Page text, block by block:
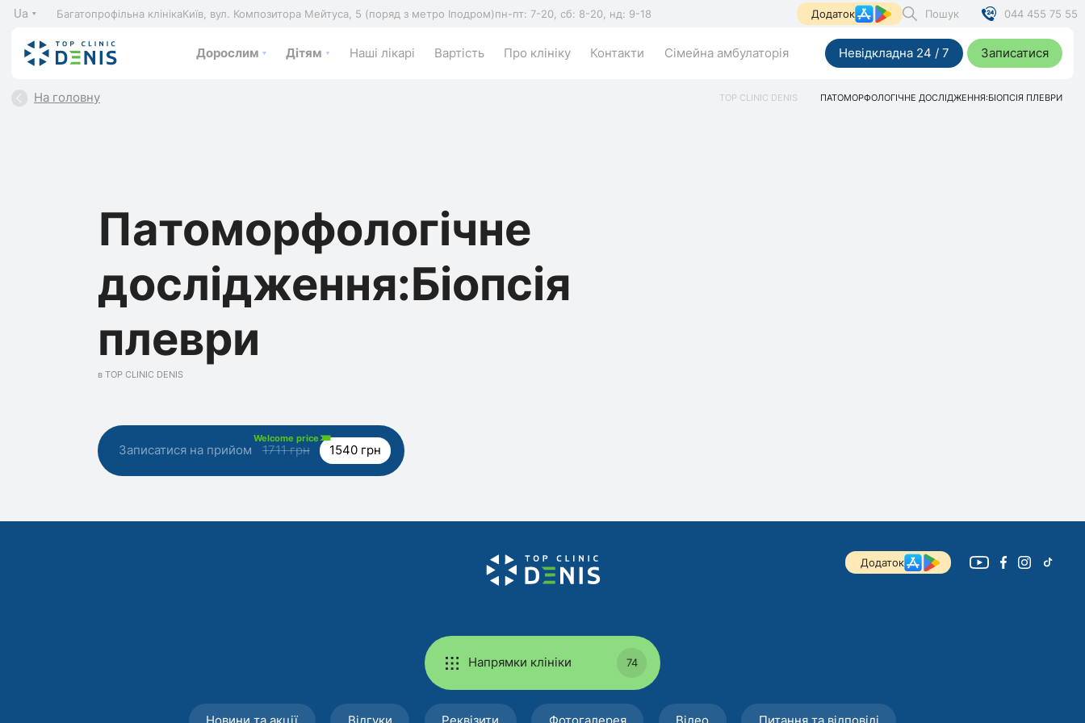
Ua Багатопрофільна клінікаКиїв, вул. Композитора Мейтуса, 5 (поряд з метро Іподром)пн-пт: 7-20, сб: 8-20, нд: 9-18 Додаток Пошук 044 455 75 55
Дорослим Дітям Наші лікарі Вартість Про клініку Контакти Сімейна амбулаторія Невідкладна 24 / 7 Записатися
На головну TOP CLINIC DENIS ПАТОМОРФОЛОГІЧНЕ ДОСЛІДЖЕННЯ:БІОПСІЯ ПЛЕВРИ
Патоморфологічне
дослідження:Біопсія
плеври
в TOP CLINIC DENIS
Записатися на прийом
Welcome price
1711 грн 1540 грн
Додаток
Напрямки клініки 74